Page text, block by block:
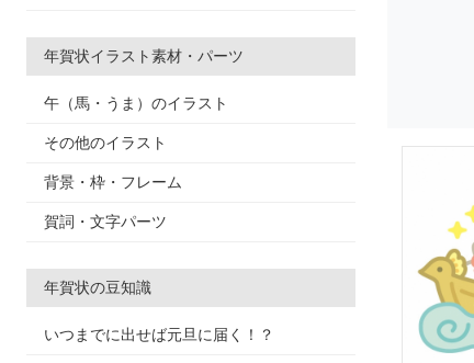
年賀状イラスト素材・パーツ
午（馬・うま）のイラスト
その他のイラスト
背景・枠・フレーム
賀詞・文字パーツ
年賀状の豆知識
いつまでに出せば元旦に届く！？